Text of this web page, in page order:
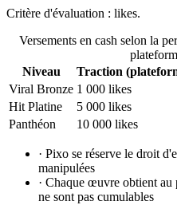
Critère d'évaluation : likes.
Versements en cash selon la
Niveau
Traction
Viral Bronze 1 000 likes
Hit Platine
5 000 likes
Panthéon
10 000 likes
· Pixo se réserve le droit
manipulées
· Chaque œuvre obtient au
ne sont pas cumulables